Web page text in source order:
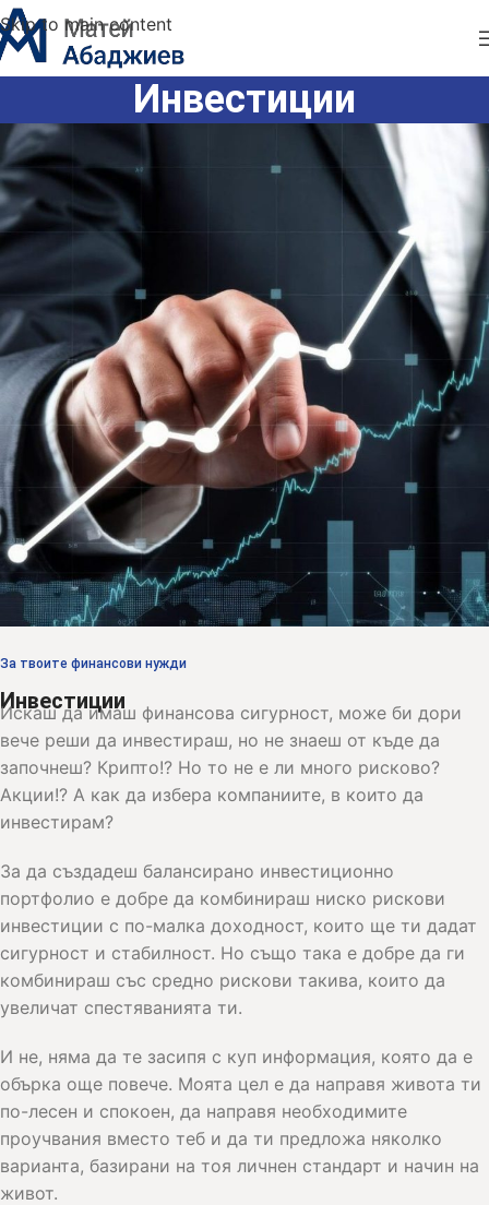
Skip to main content
Инвестиции
За твоите финансови нужди
Инвестиции
Искаш да имаш финансова сигурност, може би дори
вече реши да инвестираш, но не знаеш от къде да
започнеш? Крипто!? Но то не е ли много рисково?
Акции!? А как да избера компаниите, в които да
инвестирам?
За да създадеш балансирано инвестиционно
портфолио е добре да комбинираш ниско рискови
инвестиции с по-малка доходност, които ще ти дадат
сигурност и стабилност. Но също така е добре да ги
комбинираш със средно рискови такива, които да
увеличат спестяванията ти.
И не, няма да те засипя с куп информация, която да е
обърка още повече. Моята цел е да направя живота ти
по-лесен и спокоен, да направя необходимите
проучвания вместо теб и да ти предложа няколко
варианта, базирани на тоя личнен стандарт и начин на
живот.